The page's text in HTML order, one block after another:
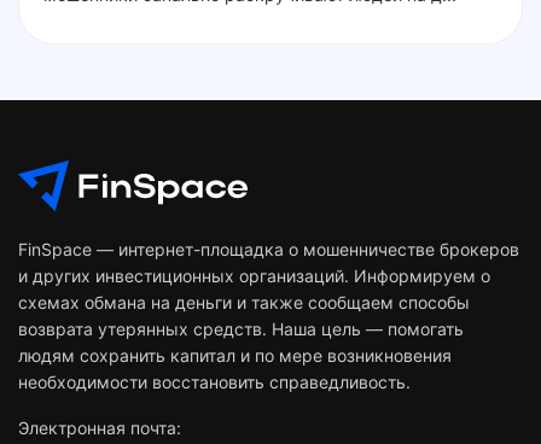
FinSpace — интернет-площадка о мошенничестве брокеров
и других инвестиционных организаций. Информируем о
схемах обмана на деньги и также сообщаем способы
возврата утерянных средств. Наша цель — помогать
людям сохранить капитал и по мере возникновения
необходимости восстановить справедливость.
Электронная почта: